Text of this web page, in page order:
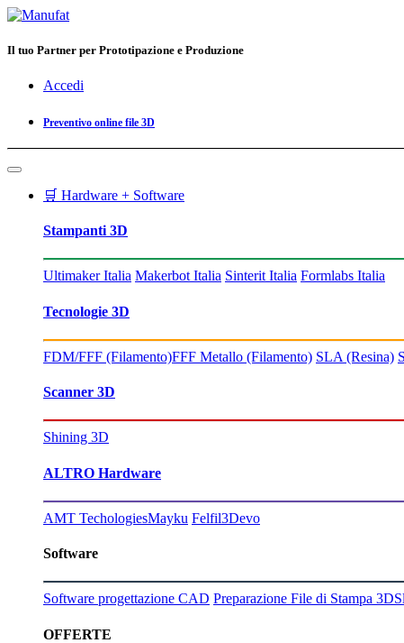
Il tuo Partner per Prototipazione e Produzione
Accedi
Preventivo online file 3D
🛒 Hardware + Software
Stampanti 3D
Ultimaker Italia Makerbot Italia Sinterit Italia Formlabs Italia
Tecnologie 3D
FDM/FFF (Filamento)FFF Metallo (Filamento) SLA (Resina)
Scanner 3D
Shining 3D
ALTRO Hardware
AMT TechologiesMayku Felfil3Devo
Software
Software progettazione CAD Preparazione File di Stampa 3D
OFFERTE